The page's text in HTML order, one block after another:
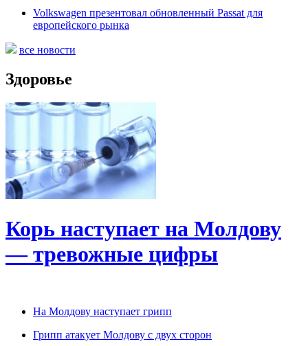
Volkswagen презентовал обновленный Passat для
европейского рынка
все новости
Здоровье
Корь наступает на Молдову
— тревожные цифры
На Молдову наступает грипп
Грипп атакует Молдову с двух сторон